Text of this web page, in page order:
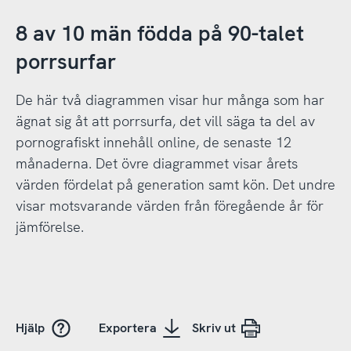
8 av 10 män födda på 90-talet
porrsurfar
De här två diagrammen visar hur många som har
ägnat sig åt att porrsurfa, det vill säga ta del av
pornografiskt innehåll online, de senaste 12
månaderna. Det övre diagrammet visar årets
värden fördelat på generation samt kön. Det undre
visar motsvarande värden från föregående år för
jämförelse.
Hjälp Exportera Skriv ut